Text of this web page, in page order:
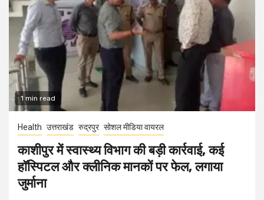
1 min read
Health उत्तराखंड रुद्रपुर सोशल मीडिया वायरल
काशीपुर में स्वास्थ्य विभाग की बड़ी कार्रवाई, कई
हॉस्पिटल और क्लीनिक मानकों पर फेल, लगाया
जुर्माना